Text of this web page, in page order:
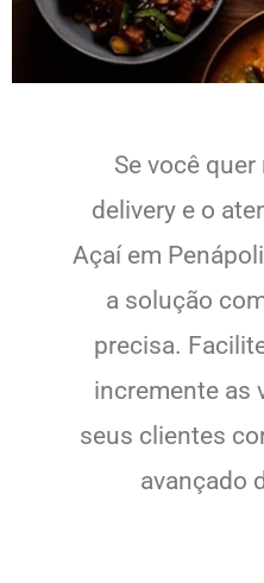
Se você
delivery e o
Açaí em
a solução
precisa.
incremente as
seus clientes
avançado